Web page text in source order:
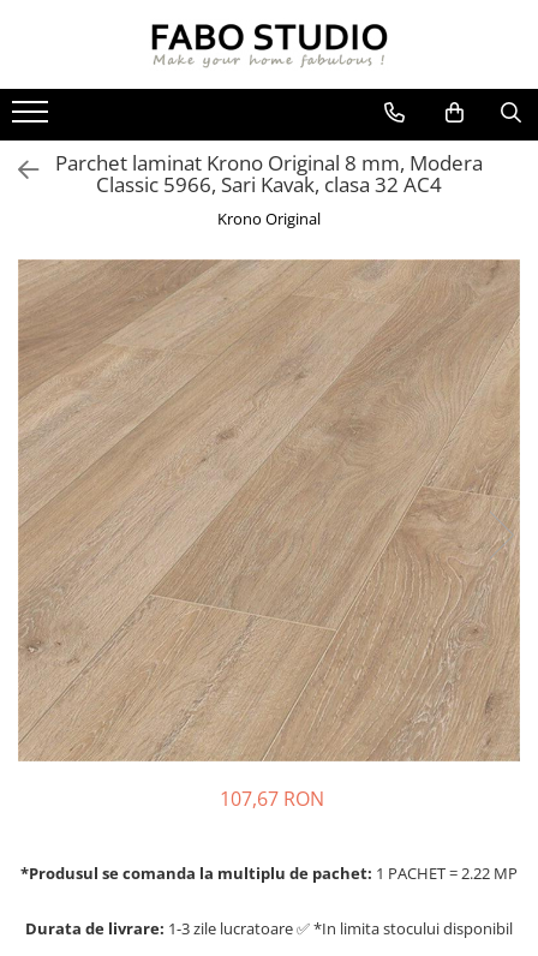
GRESIE INTERIOR
GRESIE EXTERIOR
GRESIE XXL - LASTRE
TREPTE DIN GRESIE
FAIANTA
PIESE DECORATIVE
CANAPELE
CUIERE
CONSOLE
Parchet laminat Krono Original 8 mm, Modera
Classic 5966, Sari Kavak, clasa 32 AC4
Krono Original
107,67 RON
*Produsul se comanda la multiplu de pachet: 1 PACHET = 2.22 MP
Durata de livrare: 1-3 zile lucratoare ✅ *In limita stocului disponibil